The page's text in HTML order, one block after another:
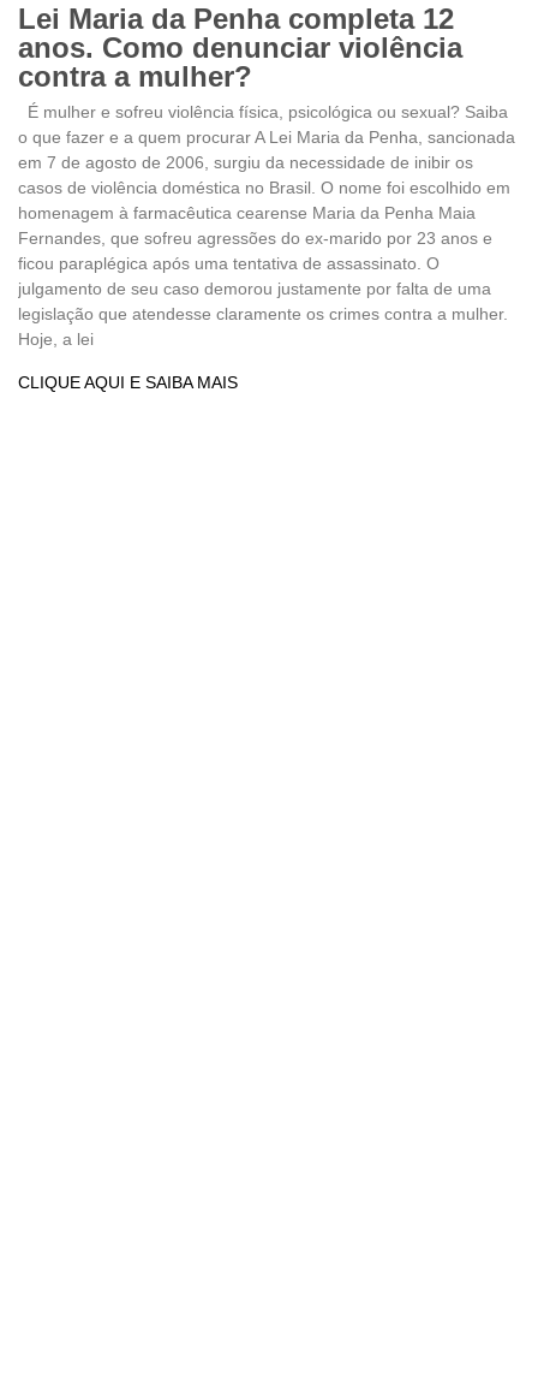
Lei Maria da Penha completa 12
anos. Como denunciar violência
contra a mulher?
É mulher e sofreu violência física, psicológica ou sexual? Saiba
o que fazer e a quem procurar A Lei Maria da Penha, sancionada
em 7 de agosto de 2006, surgiu da necessidade de inibir os
casos de violência doméstica no Brasil. O nome foi escolhido em
homenagem à farmacêutica cearense Maria da Penha Maia
Fernandes, que sofreu agressões do ex-marido por 23 anos e
ficou paraplégica após uma tentativa de assassinato. O
julgamento de seu caso demorou justamente por falta de uma
legislação que atendesse claramente os crimes contra a mulher.
Hoje, a lei
CLIQUE AQUI E SAIBA MAIS